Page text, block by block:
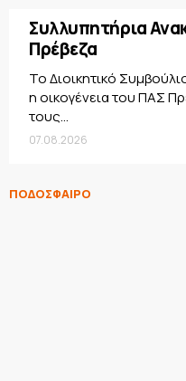
Συλλυπητήρια
Πρέβεζα
Το Διοικητικό
η οικογένεια του ΠΑΣ
τους...
07.08.2026
ΠΟΔΟΣΦΑΙΡΟ